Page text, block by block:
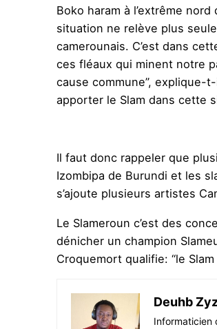
Boko haram à l’extrême
situation ne relève plus
camerounais. C’est dans
ces fléaux qui minent notre
cause commune”, explique-
apporter le Slam dans cette
Il faut donc rappeler que
Izombipa de Burundi et les
s’ajoute plusieurs artistes
Le Slameroun c’est des
dénicher un champion
Croquemort qualifie: “le
Deuhb
Informaticien